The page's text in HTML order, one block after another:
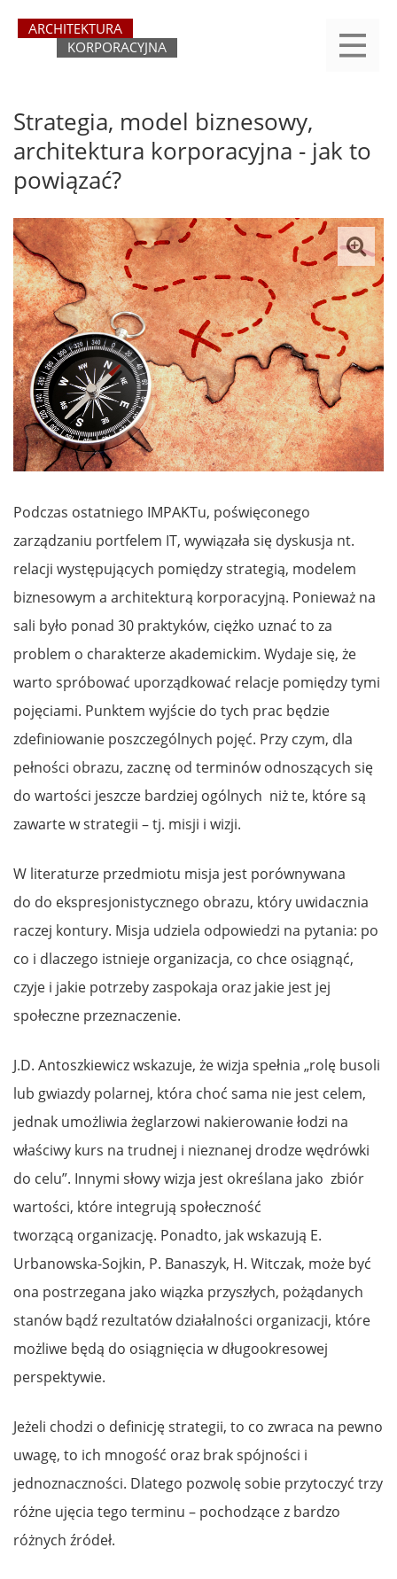
yasne
main
Strategia, model biznesowy,
architektura korporacyjna - jak to
powiązać?
Podczas ostatniego IMPAKTu, poświęconego
zarządzaniu portfelem IT, wywiązała się dyskusja nt.
relacji występujących pomiędzy strategią, modelem
biznesowym a architekturą korporacyjną. Ponieważ na
sali było ponad 30 praktyków, ciężko uznać to za
problem o charakterze akademickim. Wydaje się, że
warto spróbować uporządkować relacje pomiędzy tymi
pojęciami. Punktem wyjście do tych prac będzie
zdefiniowanie poszczególnych pojęć. Przy czym, dla
pełności obrazu, zacznę od terminów odnoszących się
do wartości jeszcze bardziej ogólnych niż te, które są
zawarte w strategii – tj. misji i wizji.
W literaturze przedmiotu misja jest porównywana
do do ekspresjonistycznego obrazu, który uwidacznia
raczej kontury. Misja udziela odpowiedzi na pytania: po
co i dlaczego istnieje organizacja, co chce osiągnąć,
czyje i jakie potrzeby zaspokaja oraz jakie jest jej
społeczne przeznaczenie.
J.D. Antoszkiewicz wskazuje, że wizja spełnia „rolę busoli
lub gwiazdy polarnej, która choć sama nie jest celem,
jednak umożliwia żeglarzowi nakierowanie łodzi na
właściwy kurs na trudnej i nieznanej drodze wędrówki
do celu”. Innymi słowy wizja jest określana jako zbiór
wartości, które integrują społeczność
tworzącą organizację. Ponadto, jak wskazują E.
Urbanowska-Sojkin, P. Banaszyk, H. Witczak, może być
ona postrzegana jako wiązka przyszłych, pożądanych
stanów bądź rezultatów działalności organizacji, które
możliwe będą do osiągnięcia w długookresowej
perspektywie.
Jeżeli chodzi o definicję strategii, to co zwraca na pewno
uwagę, to ich mnogość oraz brak spójności i
jednoznaczności. Dlatego pozwolę sobie przytoczyć trzy
różne ujęcia tego terminu – pochodzące z bardzo
różnych źródeł.